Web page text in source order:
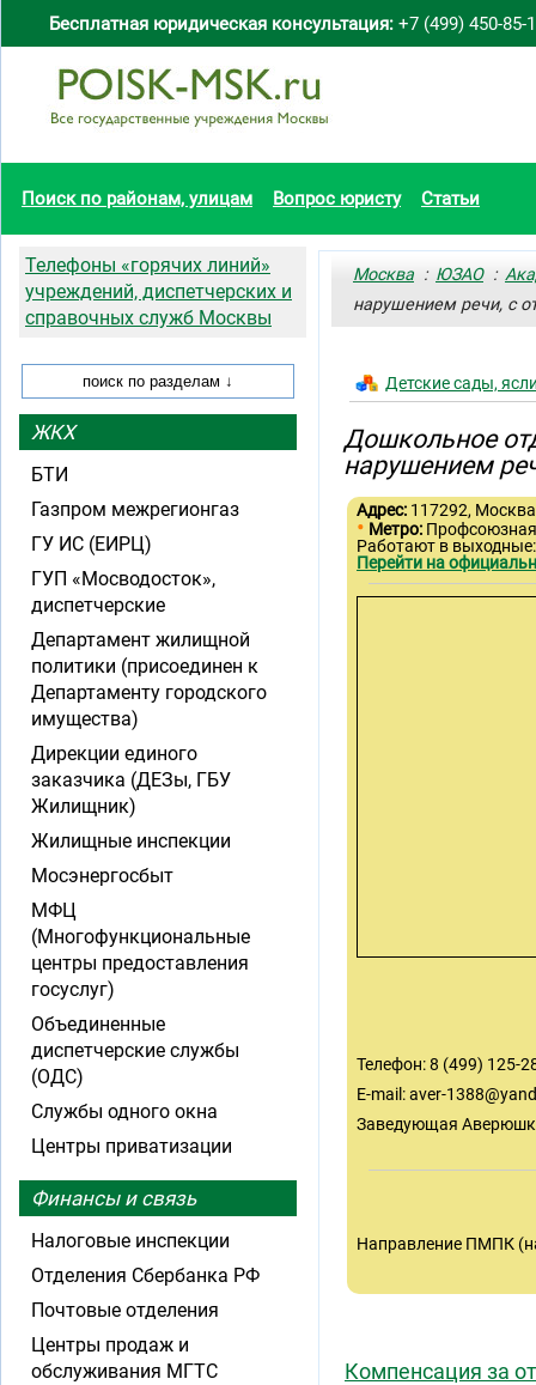
Бесплатная юридическая консультация: +7 (499) 450-85-
Поиск по районам, улицам Вопрос юристу Статьи
Москва : ЮЗАО:
нарушением речи, с
Детские сады,
Дошкольное
нарушением
Адрес: 117292,
• Метро:
Работают в
Перейти на
Телефон: 8 (499) 125-
E-mail:aver-
Заведующая
Направление ПМПК
Компенсация за
Телефоны «горячих линий»
учреждений, диспетчерских и
справочных служб Москвы
ЖКХ
БТИ
Газпром межрегионгаз
ГУ ИС (ЕИРЦ)
ГУП «Мосводосток»,
диспетчерские
Департамент жилищной
политики (присоединен к
Департаменту городского
имущества)
Дирекции единого
заказчика (ДЕЗы, ГБУ
Жилищник)
Жилищные инспекции
Мосэнергосбыт
МФЦ
(Многофункциональные
центры предоставления
госуслуг)
Объединенные
диспетчерские службы
(ОДС)
Службы одного окна
Центры приватизации
Финансы и связь
Налоговые инспекции
Отделения Сбербанка РФ
Почтовые отделения
Центры продаж и
обслуживания МГТС